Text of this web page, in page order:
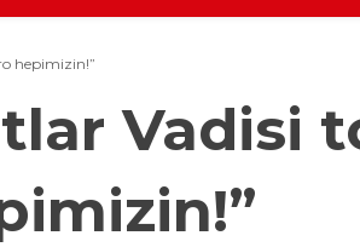
hepimizin!”
Vadisi